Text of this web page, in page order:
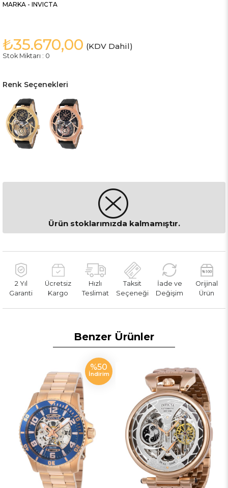
MARKA - INVICTA
₺35.670,00 (KDV Dahil)
Stok Miktarı : 0
Renk Seçenekleri
Ürün stoklarımızda kalmamıştır.
2 Yıl
Garanti
Ücretsiz
Kargo
Hızlı
Teslimat
Taksit
Seçeneği
İade ve
Değişim
Orijinal
Ürün
Benzer Ürünler
%50
İndirim